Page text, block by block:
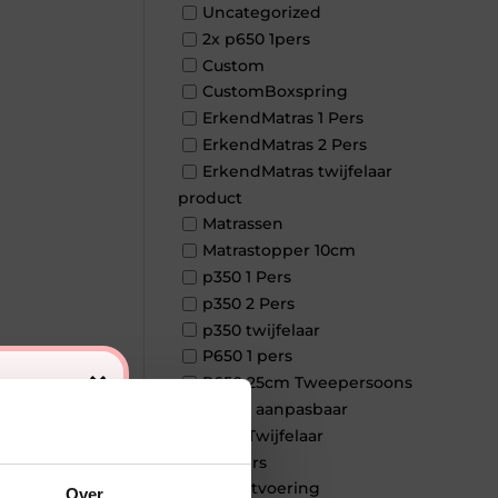
Uncategorized
2x p650 1pers
Custom
CustomBoxspring
ErkendMatras 1 Pers
ErkendMatras 2 Pers
ErkendMatras twijfelaar
product
Matrassen
Matrastopper 10cm
p350 1 Pers
p350 2 Pers
p350 twijfelaar
P650 1 pers
P650 25cm Tweepersoons
een kern aanpasbaar
P650 Twijfelaar
Toppers
Maatvoering
×